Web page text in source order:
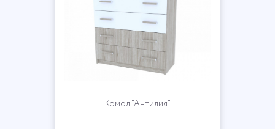
Комод "Антилия"